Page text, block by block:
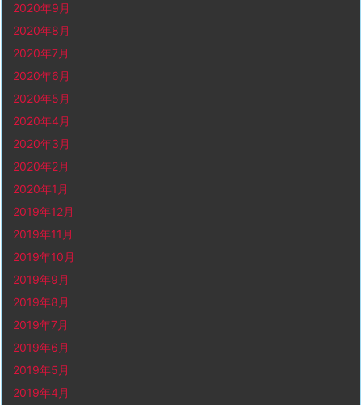
2020年9月
2020年8月
2020年7月
2020年6月
2020年5月
2020年4月
2020年3月
2020年2月
2020年1月
2019年12月
2019年11月
2019年10月
2019年9月
2019年8月
2019年7月
2019年6月
2019年5月
2019年4月